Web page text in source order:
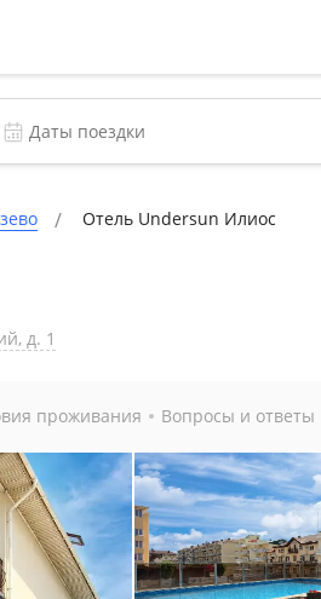
Отель Undersun Илиос
д. 1
проживания Вопросы и ответы